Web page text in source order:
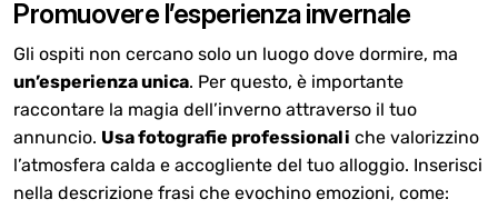
Promuovere l’esperienza invernale
Gli ospiti non cercano solo un luogo dove dormire, ma
un’esperienza unica. Per questo, è importante
raccontare la magia dell’inverno attraverso il tuo
annuncio. Usa fotografie professionali che valorizzino
l’atmosfera calda e accogliente del tuo alloggio. Inserisci
nella descrizione frasi che evochino emozioni, come: